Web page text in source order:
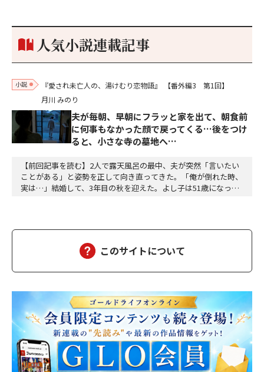
り。どうして勝てたのか、未だにわかりません。…
人気小説連載記事
小説 『愛され未亡人の、湯けむり恋物語』
【番外編3 第1回】
月川 みのり
夫が毎朝、早朝にフラッと家を出て、朝食前
に何事もなかった顔で戻ってくる…後をつけ
ると、小さな寺の墓地へ…
【前回記事を読む】2人で露天風呂の最中、夫が突然「言いたい
ことがある」と姿勢を正して向き直ってきた。「俺が倒れた時、
実は…」結婚して、3年目の秋を迎えた。よし子は51歳になっ
ん、幸せになった）夫の雅彦は、相変わらず口数は多くな…
このサイトについて